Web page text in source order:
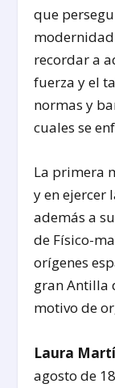
que
recordar a
fuerza y el
normas y
cuales se
La primera
y en ejercer
además a
de Físico-
orígenes
gran Antilla
motivo de
Laura
agosto de